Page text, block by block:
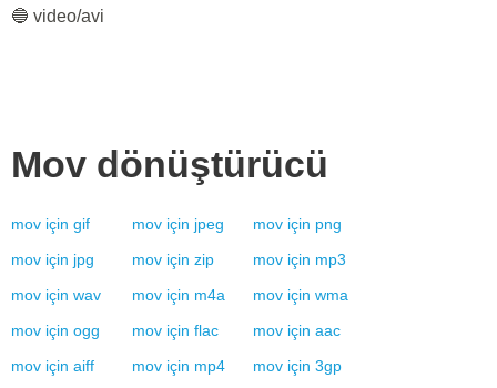
🔵 video/avi
Mov dönüştürücü
mov için gif mov için jpeg mov için png
mov için jpg mov için zip mov için mp3
mov için wav mov için m4a mov için wma
mov için ogg mov için flac mov için aac
mov için aiff mov için mp4 mov için 3gp